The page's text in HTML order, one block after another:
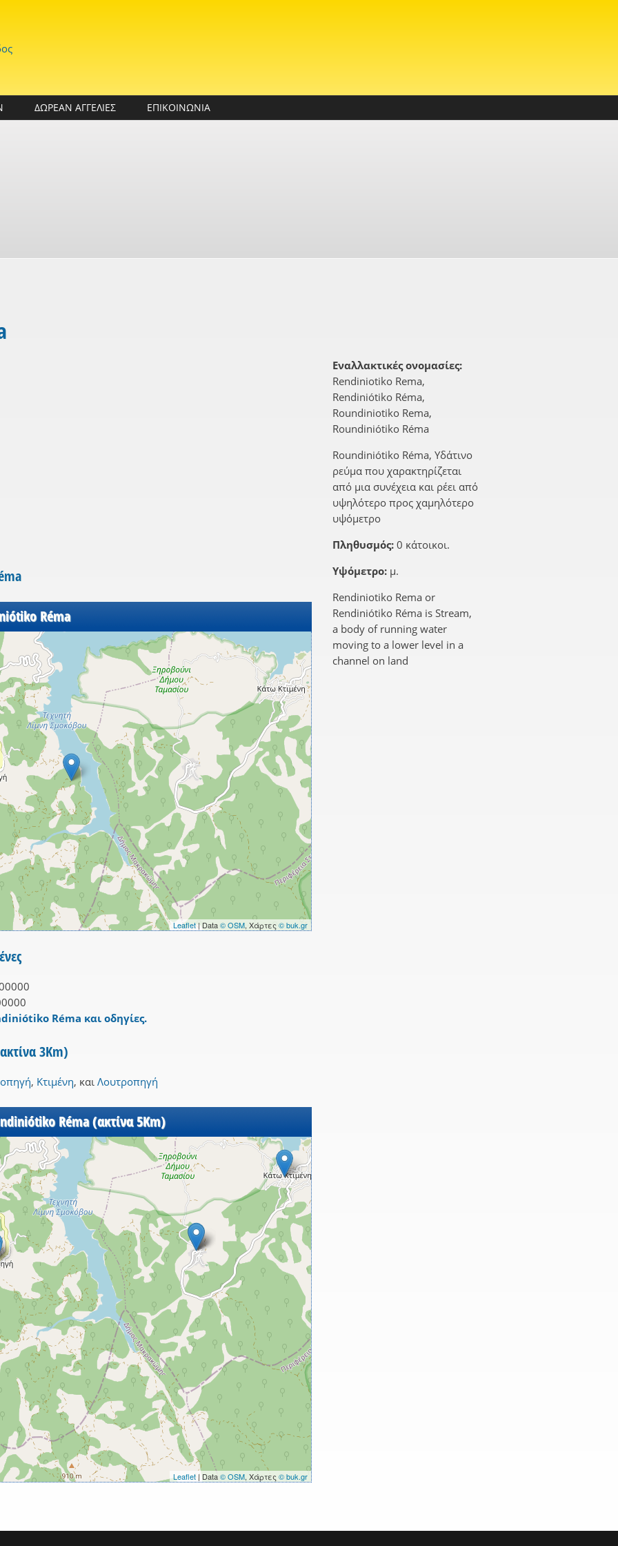
ΔΩΡΕΑΝ ΑΓΓΕΛΙΕΣ ΕΠΙΚΟΙΝΩΝΙΑ
Réma
Leaflet| Data© OSM, Χάρτες © buk.gr
Réma και οδηγίες.
3Km)
, Κτιμένη, και Λουτροπηγή
Réma (ακτίνα 5Km)
Leaflet| Data© OSM, Χάρτες © buk.gr
Εναλλακτικές ονομασίες:
Rendiniotiko Rema,
Rendiniótiko Réma,
Roundiniotiko Rema,
Roundiniótiko Réma
Roundiniótiko Réma, Υδάτινο
ρεύμα που χαρακτηρίζεται
από μια συνέχεια και ρέει από
υψηλότερο προς χαμηλότερο
υψόμετρο
Πληθυσμός: 0 κάτοικοι.
Υψόμετρο: μ.
Rendiniotiko Rema or
Rendiniótiko Réma is Stream,
a body of running water
moving to a lower level in a
channel on land